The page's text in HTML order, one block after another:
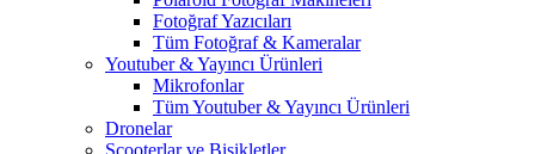
Fotoğraf Yazıcıları
Tüm Fotoğraf & Kameralar
Youtuber & Yayıncı Ürünleri
Mikrofonlar
Tüm Youtuber & Yayıncı Ürünleri
Dronelar
Scooterlar ve Bisikletler